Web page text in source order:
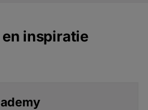
inspiratie